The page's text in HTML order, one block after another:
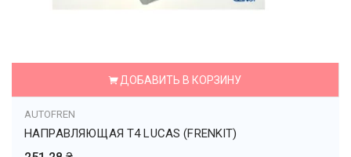
ДОБАВИТЬ В КОРЗИНУ
AUTOFREN
НАПРАВЛЯЮЩАЯ T4 LUСAS (FRENKIT)